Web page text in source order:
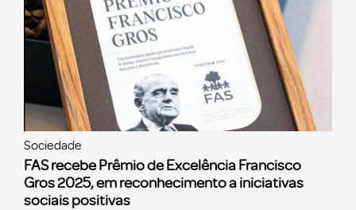
Sociedade
FAS recebe Prêmio de Excelência Francisco
Gros 2025, em reconhecimento a iniciativas
sociais positivas